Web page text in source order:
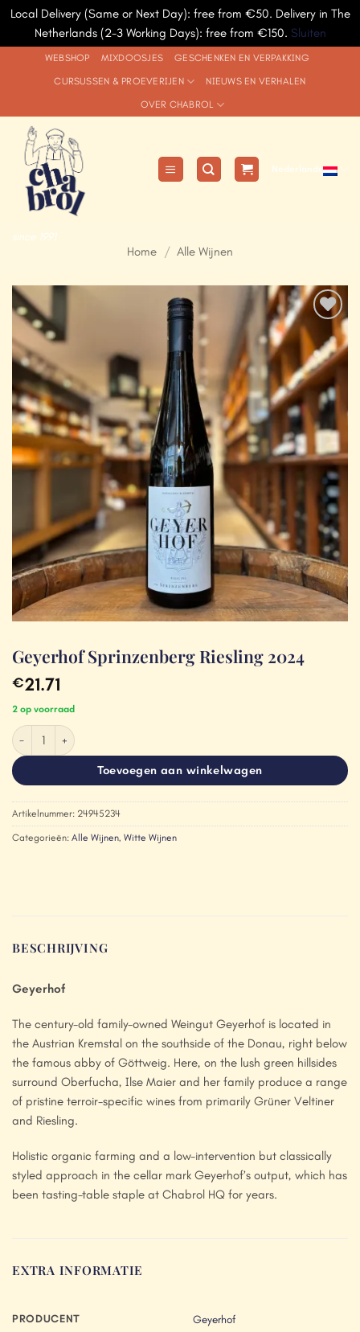
Local Delivery (Same or Next Day): free from €50. Delivery in The
Netherlands (2-3 Working Days): free from €150. Sluiten
WEBSHOP MIXDOOSJES GESCHENKEN EN VERPAKKING
CURSUSSEN & PROEVERIJEN NIEUWS EN VERHALEN
OVER CHABROL
since 1991
Nederlands
Home / Alle Wijnen
Add to
Wishlist
Geyerhof Sprinzenberg Riesling 2024
€21.71
2 op voorraad
Geyerhof Sprinzenberg Riesling 2024 aantal
Toevoegen aan winkelwagen
Artikelnummer: 24945234
Categorieën: Alle Wijnen, Witte Wijnen
BESCHRIJVING
Geyerhof
The century-old family-owned Weingut Geyerhof is located in
the Austrian Kremstal on the southside of the Donau, right below
the famous abby of Göttweig. Here, on the lush green hillsides
surround Oberfucha, Ilse Maier and her family produce a range
of pristine terroir-specific wines from primarily Grüner Veltiner
and Riesling.
Holistic organic farming and a low-intervention but classically
styled approach in the cellar mark Geyerhof’s output, which has
been tasting-table staple at Chabrol HQ for years.
EXTRA INFORMATIE
PRODUCENT Geyerhof